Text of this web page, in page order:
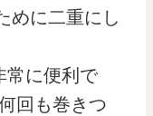
めに二重にし
常に便利で
回も巻きつ